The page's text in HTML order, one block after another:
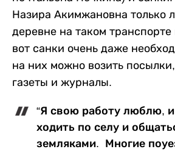
Назира Акимжановна только
деревне на таком
вот санки очень даже
на них можно возить
газеты и журналы.
“Я свою работу люблю,
ходить по селу и
земляками. Многие